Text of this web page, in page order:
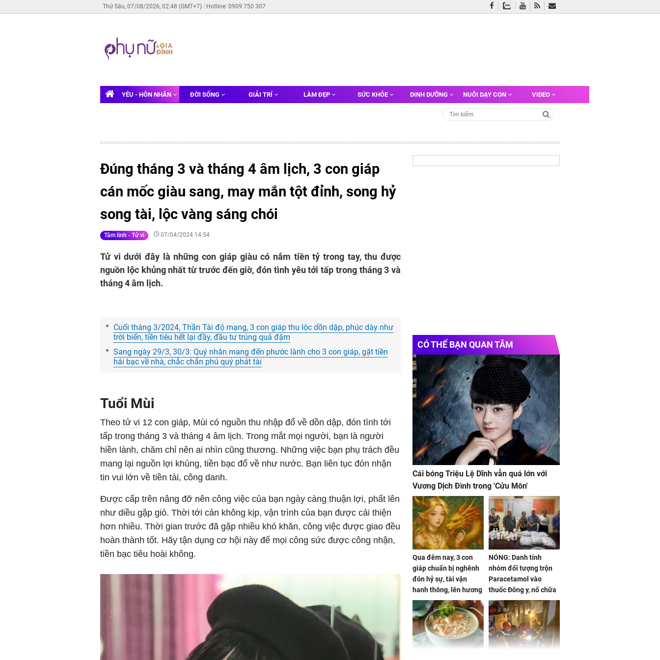
Thứ Sáu, 07/08/2026, 02:48 (GMT+7) Hotline: 0909 750 307
YÊU - HÔN NHÂN ĐỜI SỐNG GIẢI TRÍ LÀM ĐẸP SỨC KHỎE DINH DƯỠNG NUÔI DẠY CON VIDEO
Đúng tháng 3 và tháng 4 âm lịch, 3 con giáp
cán mốc giàu sang, may mắn tột đỉnh, song hỷ
song tài, lộc vàng sáng chói
Tâm linh - Tử vi 07/04/2024 14:54
Tử vi dưới đây là những con giáp giàu có nắm tiền tỷ trong tay, thu được
nguồn lộc khủng nhất từ trước đến giờ, đón tình yêu tới tấp trong tháng 3 và
tháng 4 âm lịch.
Cuối tháng 3/2024, Thần Tài độ mạng, 3 con giáp thu lộc dồn dập, phúc dày như
trời biển, tiền tiêu hết lại đầy, đầu tư trúng quả đậm
Sang ngày 29/3, 30/3: Quý nhân mang đến phước lành cho 3 con giáp, gặt tiền
hái bạc về nhà, chắc chắn phú quý phát tài
Tuổi Mùi
Theo tử vi 12 con giáp, Mùi có nguồn thu nhập đổ về dồn dập, đón tình tới
tấp trong tháng 3 và tháng 4 âm lịch. Trong mắt mọi người, bạn là người
hiền lành, chăm chỉ nên ai nhìn cũng thương. Những việc bạn phụ trách đều
mang lại nguồn lợi khủng, tiền bạc đổ về như nước. Bạn liên tục đón nhận
tin vui lớn về tiền tài, công danh.
Được cấp trên nâng đỡ nên công việc của bạn ngày càng thuận lợi, phất lên
như diều gặp gió. Thời tới cản không kịp, vận trình của bạn được cải thiện
hơn nhiều. Thời gian trước đã gặp nhiều khó khăn, công việc được giao đều
hoàn thành tốt. Hãy tận dụng cơ hội này để mọi công sức được công nhận,
tiền bạc tiêu hoài không.
CÓ THỂ BẠN QUAN TÂM
Cái bóng Triệu Lệ Dĩnh vẫn quá lớn với
Vương Dịch Đình trong 'Cửu Môn'
Qua đêm nay, 3 con
giáp chuẩn bị nghênh
đón hỷ sự, tài vận
hanh thông, lên hương
hóa Rồng hóa Phượng,
gom hết may mắn về
nhà
NÓNG: Danh tính
nhóm đối tượng trộn
Paracetamol vào
thuốc Đông y, nổ chữa
bách bệnh